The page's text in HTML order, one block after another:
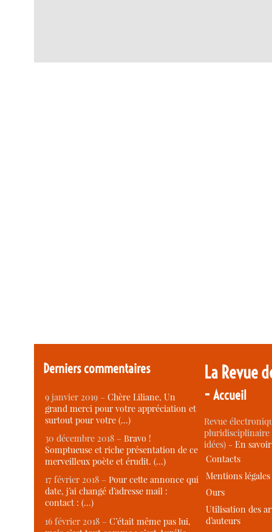
Derniers commentaires
9 janvier 2019 –Chère Liliane, Un
grand merci pour votre appréciation et
surtout pour votre (…)
30 décembre 2018 –Bravo !
Somptueuse et riche présentation de ce
merveilleux poète et érudit. (…)
17 février 2018 –Pour cette annonce qui
date, j’ai changé d’adresse mail :
contact : (…)
16 février 2018 –C’était même pas lui,
La Revue
-Accueil
Revue
idées) -En
Contacts
Mentions légales
Ours
Utilisation des
d’auteurs